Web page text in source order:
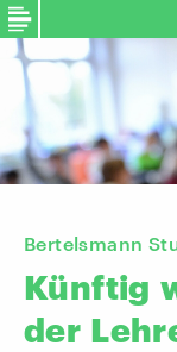
Bertelsmann
Künftig
der